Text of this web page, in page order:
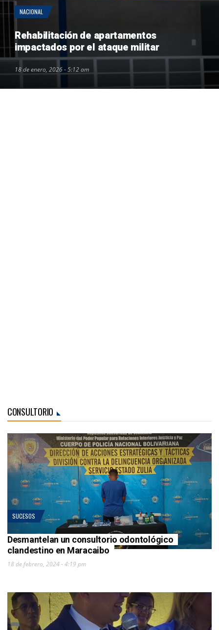
NACIONAL
Rehabilitación de apartamentos
impactados por el ataque militar
18 de enero, 2026 - 5:12 am
CONSULTORIO
SUCESOS
Desmantelan un consultorio odontológico
clandestino en Maracaibo
18 de febrero, 2024 - 4:19 pm